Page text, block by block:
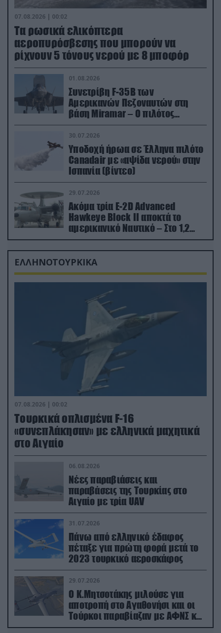
07.08.2026 | 00:02
Τα ρωσικά ελικόπτερα
αεροπυρόσβεσης που μπορούν να
ρίχνουν 5 τόνους νερού με 8 μποφόρ
01.08.2026
Συνετρίβη F-35B των
Αμερικανών Πεζοναυτών στη
βάση Miramar – Ο πιλότος
εκτινάχθηκε εγκαίρως
30.07.2026
Υποδοχή ήρωα σε Έλληνα πιλότο
Canadair με «αψίδα νερού» στην
Ισπανία (βίντεο)
29.07.2026
Ακόμα τρία E-2D Advanced
Hawkeye Block II αποκτά το
αμερικανικό Ναυτικό – Στο 1,2
δισ.δολάρια το κόστος
ΕΛΛΗΝΟΤΟΥΡΚΙΚΑ
07.08.2026 | 00:02
Τουρκικά οπλισμένα F-16
«συνεπλάκησαν» με ελληνικά μαχητικά
στο Αιγαίο
06.08.2026
Νέες παραβιάσεις και
παραβάσεις της Τουρκίας στο
Αιγαίο με τρία UAV
31.07.2026
Πάνω από ελληνικό έδαφος
πέταξε για πρώτη φορά μετά το
2023 τουρκικό αεροσκάφος
29.07.2026
Ο Κ.Μητσοτάκης μιλούσε για
αποτροπή στο Αγαθονήσι και οι
Τούρκοι παραβίαζαν με ΑΦΝΣ και
drone